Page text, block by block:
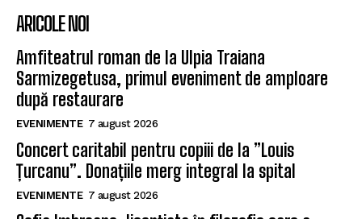
ARICOLE NOI
Amfiteatrul roman de la Ulpia Traiana
Sarmizegetusa, primul eveniment de amploare
după restaurare
EVENIMENTE 7 august 2026
Concert caritabil pentru copiii de la ”Louis
Țurcanu”. Donațiile merg integral la spital
EVENIMENTE 7 august 2026